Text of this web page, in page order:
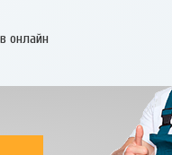
онлайн